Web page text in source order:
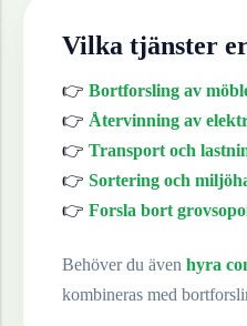
Vilka tjänster
👉 Bortforsling av
👉 Återvinning av
👉 Transport och
👉 Sortering och
👉 Forsla bort
Behöver du även hyra
kombineras med